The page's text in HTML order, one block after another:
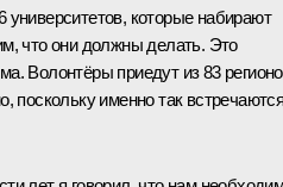
университетов, которые набирают
что они должны делать. Это
Волонтёры приедут из 83
поскольку именно так